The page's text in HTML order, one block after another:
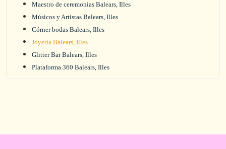
Maestro de ceremonias Balears, Illes
Músicos y Artistas Balears, Illes
Córner bodas Balears, Illes
Joyería Balears, Illes
Glitter Bar Balears, Illes
Plataforma 360 Balears, Illes